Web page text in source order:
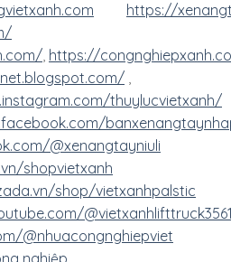
https://
, https://
,
thuylucvietxanh/
@xenangtayniuli
shopvietxanh
shop/vietxanhpalstic
@nhuacongnghiepviet